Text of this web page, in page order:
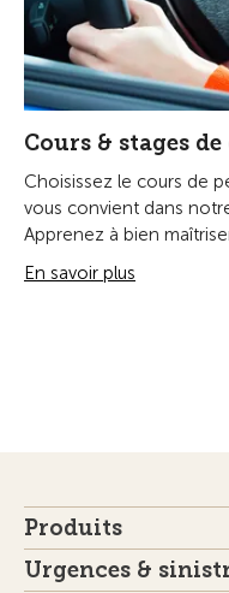
Cours & stages
Choisissez le cours de
vous convient dans
Apprenez à bien
En savoir plus
Produits
Urgences &